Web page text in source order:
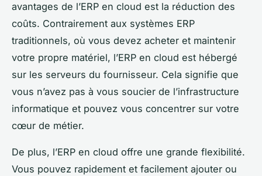
avantages de l’ERP en cloud est la réduction des
coûts. Contrairement aux systèmes ERP
traditionnels, où vous devez acheter et maintenir
votre propre matériel, l’ERP en cloud est hébergé
sur les serveurs du fournisseur. Cela signifie que
vous n’avez pas à vous soucier de l’infrastructure
informatique et pouvez vous concentrer sur votre
cœur de métier.
De plus, l’ERP en cloud offre une grande flexibilité.
Vous pouvez rapidement et facilement ajouter ou